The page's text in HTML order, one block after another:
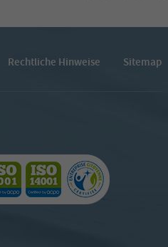
Rechtliche Hinweise Sitemap